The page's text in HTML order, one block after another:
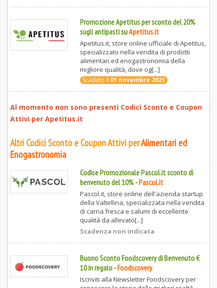
Promozione Apetitus per sconto del 20%
sugli antipastisuApetitus.it
Apetitus.it, store online ufficiale di Apetitus,
specializzato nella vendita di prodotti
alimentari ed enogastronomia della
migliore qualità, dove og[...]
Scaduto il 01 novembre 2021
Al momento non sono presenti Codici Sconto e Coupon
Attivi per Apetitus.it
Altri Codici Sconto e Coupon Attivi perAlimentari ed
Enogastronomia
Codice Promozionale Pascol.it sconto di
benvenuto del 10%-Pascol.it
Pascol.it, store online dell'azienda startup
della Valtellina, specializzata nella vendita
di carna fresca e salumi di eccellente
qualità da allevato[...]
Scadenza non indicata
Buono Sconto Foodscovery di Benvenuto €
10 in regalo-Foodscovery
Iscriviti alla Newsletter Foodscovery per